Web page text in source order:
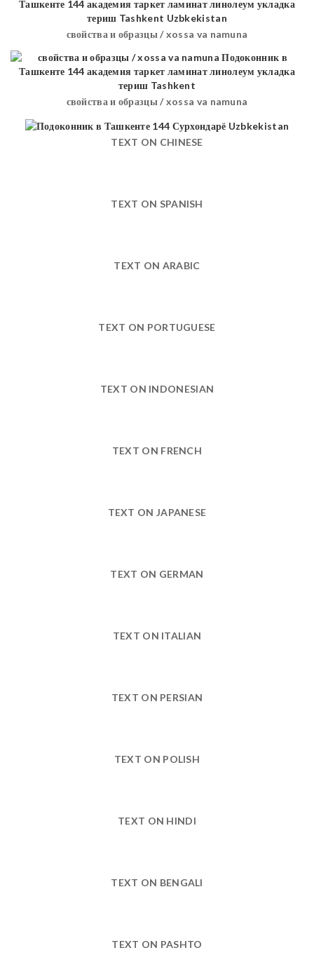
свойства и образцы / xossa va namuna
свойства и образцы / xossa va namuna
TEXT ON CHINESE
TEXT ON SPANISH
TEXT ON ARABIC
TEXT ON PORTUGUESE
TEXT ON INDONESIAN
TEXT ON FRENCH
TEXT ON JAPANESE
TEXT ON GERMAN
TEXT ON ITALIAN
TEXT ON PERSIAN
TEXT ON POLISH
TEXT ON HINDI
TEXT ON BENGALI
TEXT ON PASHTO